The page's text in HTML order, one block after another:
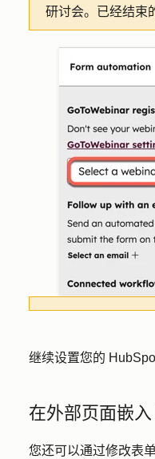
研讨会。已经结束
继续设置您的
在外部页面嵌
您还可以通过修改表